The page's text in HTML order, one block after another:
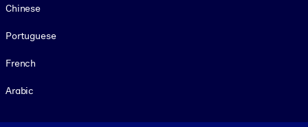
Chinese
Portuguese
French
Arabic